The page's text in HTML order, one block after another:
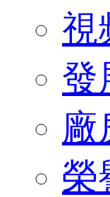
視
發
廠
榮